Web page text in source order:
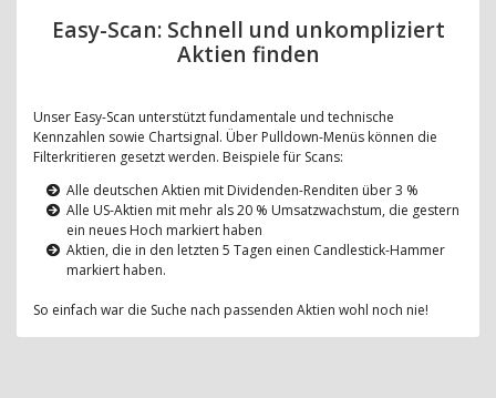
Easy-Scan: Schnell und unkompliziert
Aktien finden
Unser Easy-Scan unterstützt fundamentale und technische
Kennzahlen sowie Chartsignal. Über Pulldown-Menüs können die
Filterkritieren gesetzt werden. Beispiele für Scans:
Alle deutschen Aktien mit Dividenden-Renditen über 3 %
Alle US-Aktien mit mehr als 20 % Umsatzwachstum, die gestern
ein neues Hoch markiert haben
Aktien, die in den letzten 5 Tagen einen Candlestick-Hammer
markiert haben.
So einfach war die Suche nach passenden Aktien wohl noch nie!